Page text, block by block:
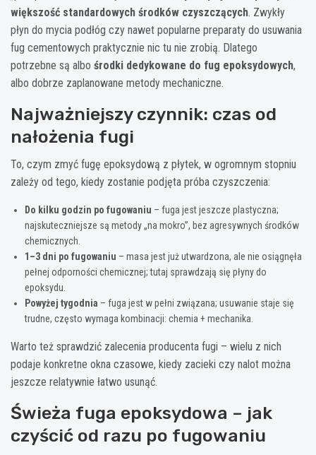
większość standardowych środków czyszczących. Zwykły
płyn do mycia podłóg czy nawet popularne preparaty do usuwania
fug cementowych praktycznie nic tu nie zrobią. Dlatego
potrzebne są albo środki dedykowane do fug epoksydowych,
albo dobrze zaplanowane metody mechaniczne.
Najważniejszy czynnik: czas od
nałożenia fugi
To, czym zmyć fugę epoksydową z płytek, w ogromnym stopniu
zależy od tego, kiedy zostanie podjęta próba czyszczenia:
Do kilku godzin po fugowaniu – fuga jest jeszcze plastyczna;
najskuteczniejsze są metody „na mokro”, bez agresywnych środków
chemicznych.
1–3 dni po fugowaniu – masa jest już utwardzona, ale nie osiągnęła
pełnej odporności chemicznej; tutaj sprawdzają się płyny do
epoksydu.
Powyżej tygodnia – fuga jest w pełni związana; usuwanie staje się
trudne, często wymaga kombinacji: chemia + mechanika.
Warto też sprawdzić zalecenia producenta fugi – wielu z nich
podaje konkretne okna czasowe, kiedy zacieki czy nalot można
jeszcze relatywnie łatwo usunąć.
Świeża fuga epoksydowa – jak
czyścić od razu po fugowaniu